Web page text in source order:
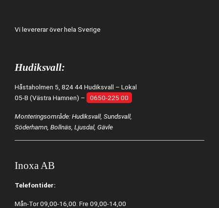
Vi levererar över hela Sverige
Hudiksvall:
Håstaholmen 5, 824 44 Hudiksvall – Lokal
05-B (Västra Hamnen) –
0650-225 00
Monteringsområde: Hudiksvall, Sundsvall,
Söderhamn, Bollnäs, Ljusdal, Gävle
Inoxa AB
Telefontider:
Mån-Tor 09,00-16,00. Fre 09,00-14,00